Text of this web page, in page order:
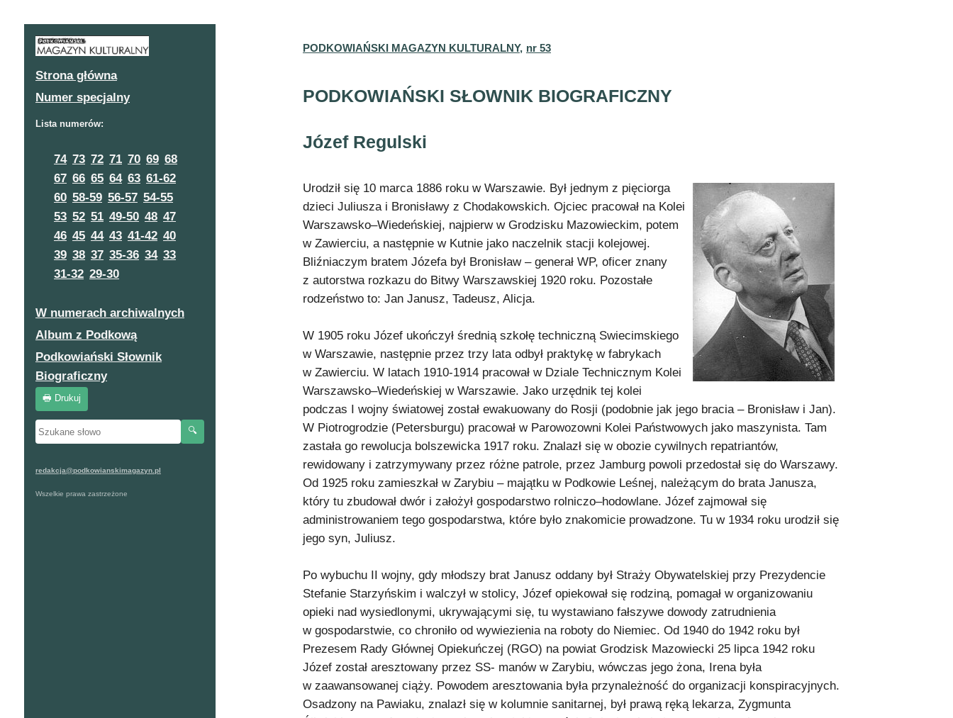
Strona główna
Numer specjalny
Lista numerów:
74 73 72 71 70 69 68
67 66 65 64 63 61-62
60 58-59 56-57 54-55
53 52 51 49-50 48 47
46 45 44 43 41-42 40
39 38 37 35-36 34 33
31-32 29-30
W numerach archiwalnych
Album z Podkową
Podkowiański Słownik
Biograficzny
🖶 Drukuj
🔍
redakcja@podkowianskimagazyn.pl
Wszelkie prawa zastrzeżone
PODKOWIAŃSKI MAGAZYN KULTURALNY, nr 53
PODKOWIAŃSKI SŁOWNIK BIOGRAFICZNY
Józef Regulski
Urodził się 10 marca 1886 roku w Warszawie. Był jednym z pięciorga
dzieci Juliusza i Bronisławy z Chodakowskich. Ojciec pracował na Kolei
Warszawsko–Wiedeńskiej, najpierw w Grodzisku Mazowieckim, potem
w Zawierciu, a następnie w Kutnie jako naczelnik stacji kolejowej.
Bliźniaczym bratem Józefa był Bronisław – generał WP, oficer znany
z autorstwa rozkazu do Bitwy Warszawskiej 1920 roku. Pozostałe
rodzeństwo to: Jan Janusz, Tadeusz, Alicja.
W 1905 roku Józef ukończył średnią szkołę techniczną Swiecimskiego
w Warszawie, następnie przez trzy lata odbył praktykę w fabrykach
w Zawierciu. W latach 1910-1914 pracował w Dziale Technicznym Kolei
Warszawsko–Wiedeńskiej w Warszawie. Jako urzędnik tej kolei
podczas I wojny światowej został ewakuowany do Rosji (podobnie jak jego bracia – Bronisław i Jan).
W Piotrogrodzie (Petersburgu) pracował w Parowozowni Kolei Państwowych jako maszynista. Tam
zastała go rewolucja bolszewicka 1917 roku. Znalazł się w obozie cywilnych repatriantów,
rewidowany i zatrzymywany przez różne patrole, przez Jamburg powoli przedostał się do Warszawy.
Od 1925 roku zamieszkał w Zarybiu – majątku w Podkowie Leśnej, należącym do brata Janusza,
który tu zbudował dwór i założył gospodarstwo rolniczo–hodowlane. Józef zajmował się
administrowaniem tego gospodarstwa, które było znakomicie prowadzone. Tu w 1934 roku urodził się
jego syn, Juliusz.
Po wybuchu II wojny, gdy młodszy brat Janusz oddany był Straży Obywatelskiej przy Prezydencie
Stefanie Starzyńskim i walczył w stolicy, Józef opiekował się rodziną, pomagał w organizowaniu
opieki nad wysiedlonymi, ukrywającymi się, tu wystawiano fałszywe dowody zatrudnienia
w gospodarstwie, co chroniło od wywiezienia na roboty do Niemiec. Od 1940 do 1942 roku był
Prezesem Rady Głównej Opiekuńczej (RGO) na powiat Grodzisk Mazowiecki 25 lipca 1942 roku
Józef został aresztowany przez SS- manów w Zarybiu, wówczas jego żona, Irena była
w zaawansowanej ciąży. Powodem aresztowania była przynależność do organizacji konspiracyjnych.
Osadzony na Pawiaku, znalazł się w kolumnie sanitarnej, był prawą ręką lekarza, Zygmunta